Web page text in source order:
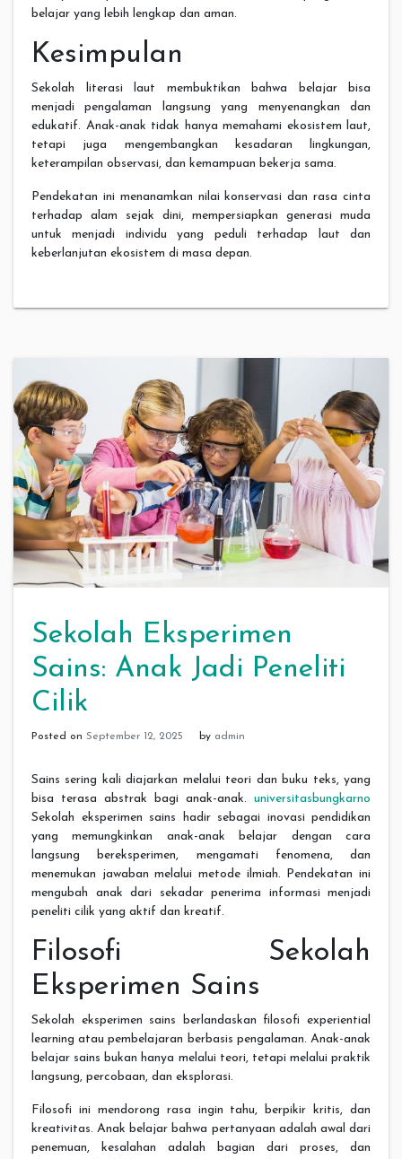
belajar yang lebih lengkap dan aman.
Kesimpulan
Sekolah literasi laut membuktikan bahwa belajar bisa
menjadi pengalaman langsung yang menyenangkan dan
edukatif. Anak-anak tidak hanya memahami ekosistem laut,
tetapi juga mengembangkan kesadaran lingkungan,
keterampilan observasi, dan kemampuan bekerja sama.
Pendekatan ini menanamkan nilai konservasi dan rasa cinta
terhadap alam sejak dini, mempersiapkan generasi muda
untuk menjadi individu yang peduli terhadap laut dan
keberlanjutan ekosistem di masa depan.
Sekolah Eksperimen
Sains: Anak Jadi Peneliti
Cilik
Posted on September 12, 2025 by admin
Sains sering kali diajarkan melalui teori dan buku teks, yang
bisa terasa abstrak bagi anak-anak. universitasbungkarno
Sekolah eksperimen sains hadir sebagai inovasi pendidikan
yang memungkinkan anak-anak belajar dengan cara
langsung bereksperimen, mengamati fenomena, dan
menemukan jawaban melalui metode ilmiah. Pendekatan ini
mengubah anak dari sekadar penerima informasi menjadi
peneliti cilik yang aktif dan kreatif.
Filosofi Sekolah
Eksperimen Sains
Sekolah eksperimen sains berlandaskan filosofi experiential
learning atau pembelajaran berbasis pengalaman. Anak-anak
belajar sains bukan hanya melalui teori, tetapi melalui praktik
langsung, percobaan, dan eksplorasi.
Filosofi ini mendorong rasa ingin tahu, berpikir kritis, dan
kreativitas. Anak belajar bahwa pertanyaan adalah awal dari
penemuan, kesalahan adalah bagian dari proses, dan